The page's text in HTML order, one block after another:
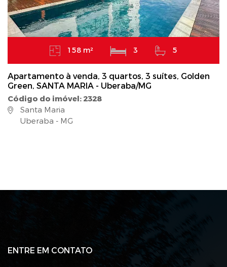
158 m² 3 5
Apartamento à venda, 3 quartos, 3 suítes, Golden
Green, SANTA MARIA - Uberaba/MG
Código do imóvel: 2328
Santa Maria
Uberaba - MG
ENTRE EM CONTATO